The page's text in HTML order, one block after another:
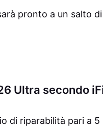
pronto a un salto
Ultra secondo
di riparabilità pari a 5